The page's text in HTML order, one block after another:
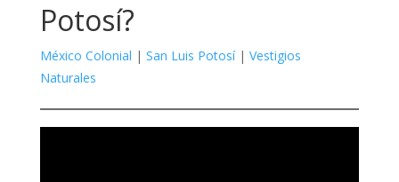
Potosí?
México Colonial | San Luis Potosí| Vestigios
Naturales